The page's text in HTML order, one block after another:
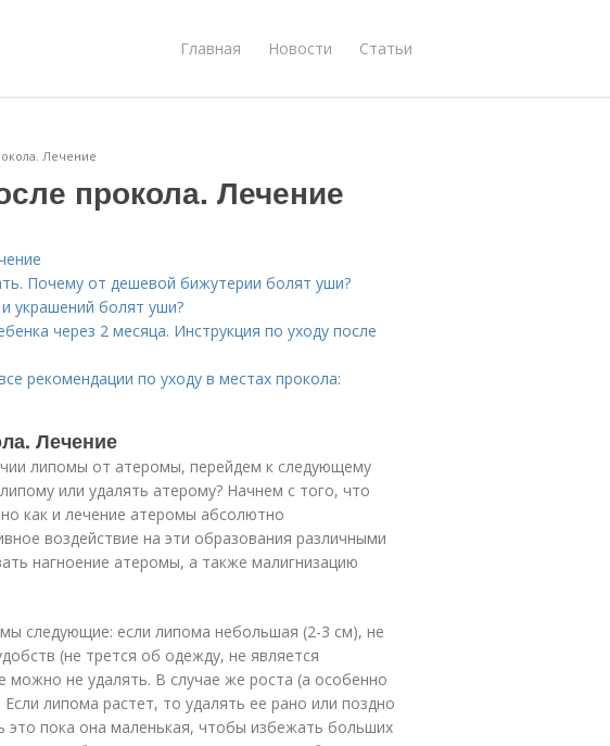
Главная Новости Статьи
Лечение
прокола. Лечение
Почему от дешевой бижутерии болят уши?
украшений болят уши?
через 2 месяца. Инструкция по уходу после
рекомендации по уходу в местах прокола:
Лечение
липомы от атеромы, перейдем к следующему
или удалять атерому? Начнем с того, что
как и лечение атеромы абсолютно
воздействие на эти образования различными
нагноение атеромы, а также малигнизацию
следующие: если липома небольшая (2-3 см), не
(не трется об одежду, не является
можно не удалять. В случае же роста (а особенно
липома растет, то удалять ее рано или поздно
это пока она маленькая, чтобы избежать больших